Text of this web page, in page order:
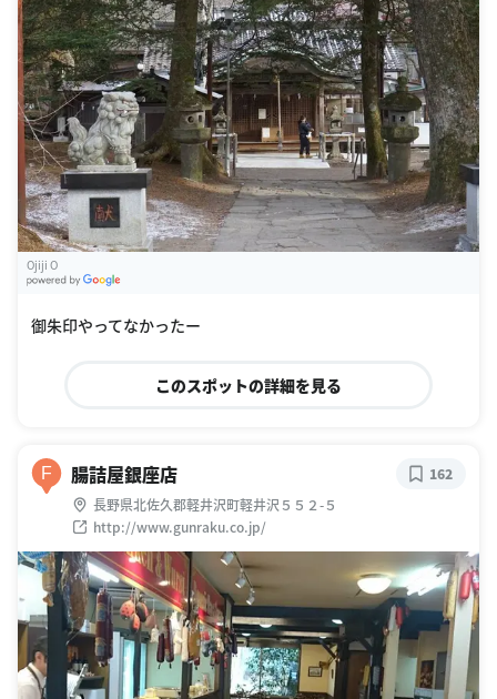
Ojiji O
御朱印やってなかったー
このスポットの詳細を見る
F 腸詰屋銀座店
長野県北佐久郡軽井沢町軽井沢５５２-５
http://www.gunraku.co.jp/
162